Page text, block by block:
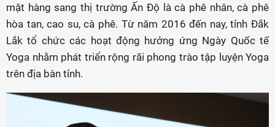
mặt hàng sang thị trường Ấn Độ là cà phê nhân, cà phê
hòa tan, cao su, cà phê. Từ năm 2016 đến nay, tỉnh Đắk
Lắk tổ chức các hoạt động hưởng ứng Ngày Quốc tế
Yoga nhằm phát triển rộng rãi phong trào tập luyện Yoga
trên địa bàn tỉnh.